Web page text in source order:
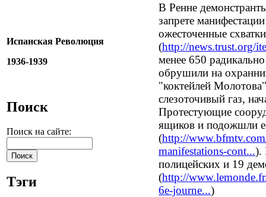
Испанская Революция
1936-1939
Поиск
Поиск на сайте:
Тэги
В Ренне
запрете
ожесточенные
(http://news.trust.org/
менее 650
обрушили на
"коктейлей
слезоточивый газ,
Протестующие
ящиков и подожшли
(http://
manifestations-cont...).
полицейских и 19
(http://
6e-journe...)